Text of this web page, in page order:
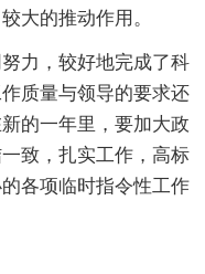
大的推动作用。
力，较好地完成了科
质量与领导的要求还
的一年里，要加大政
致，扎实工作，高标
各项临时指令性工作